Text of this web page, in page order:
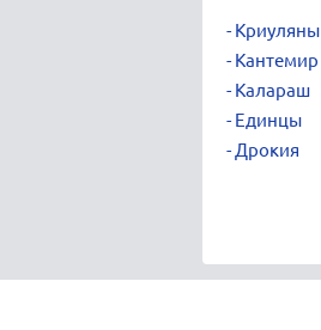
Криуляны
Кантемир
Калараш
Единцы
Дрокия